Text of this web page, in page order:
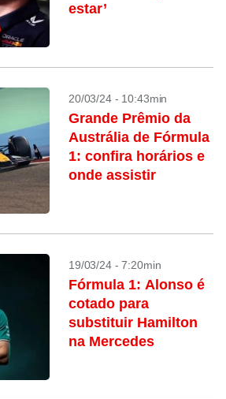
estar’
20/03/24 - 10:43min
Grande Prêmio da
Austrália de Fórmula
1: confira horários e
onde assistir
19/03/24 - 7:20min
Fórmula 1: Alonso é
cotado para
substituir Hamilton
na Mercedes